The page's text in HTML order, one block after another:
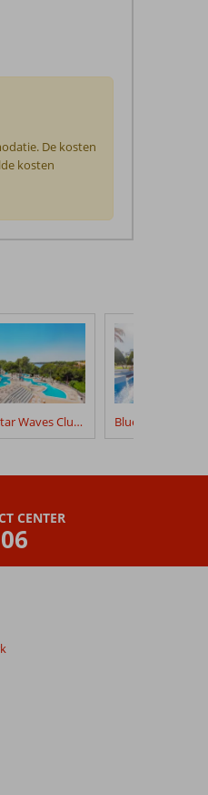
De kosten
kosten
Iberostar Waves Club Cala Barca Bluesea Club
CENTER